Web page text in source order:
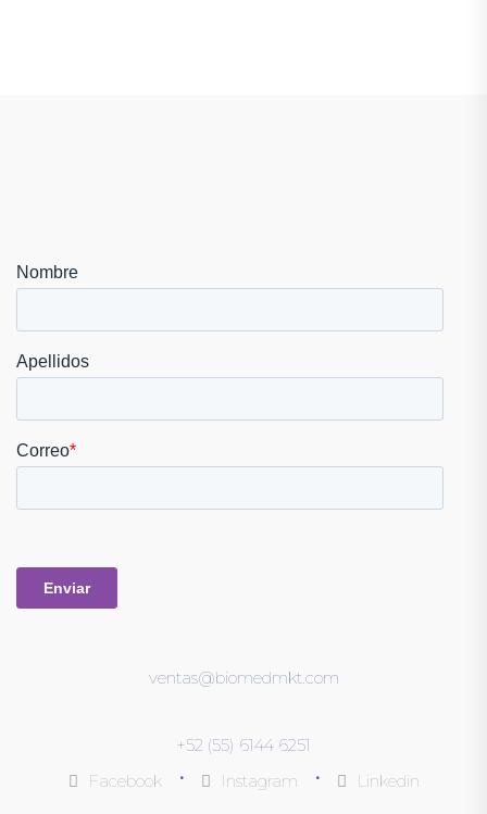
ventas@biomedmkt.com
+52 (55) 6144 6251
Facebook
• Instagram • Linkedin